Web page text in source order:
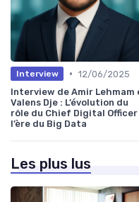
Interview • 12/06/2025
Interview de Amir Lehmam
Valens Dje : L’évolution du
rôle du Chief Digital Officer
l’ère du Big Data
Les plus lus